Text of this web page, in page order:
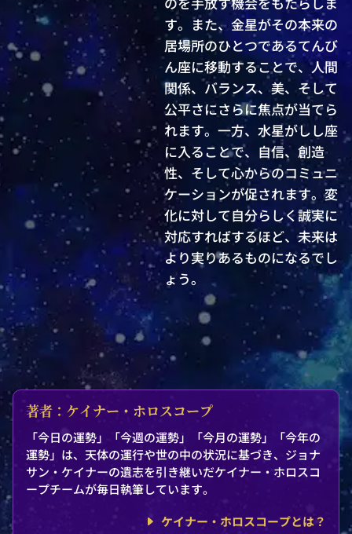
す。また、金星がその本来の
居場所のひとつであるてんび
ん座に移動することで、人間
関係、バランス、美、そして
公平さにさらに焦点が当てら
れます。一方、水星がしし座
に入ることで、自信、創造
性、そして心からのコミュニ
ケーションが促されます。変
化に対して自分らしく誠実に
対応すればするほど、未来は
より実りあるものになるでし
ょう。
著者：ケイナー・ホロスコープ
「今日の運勢」「今週の運勢」「今月の運勢」「今年の
運勢」は、天体の運行や世の中の状況に基づき、ジョナ
サン・ケイナーの遺志を引き継いだケイナー・ホロスコ
ープチームが毎日執筆しています。
ケイナー・ホロスコープとは？